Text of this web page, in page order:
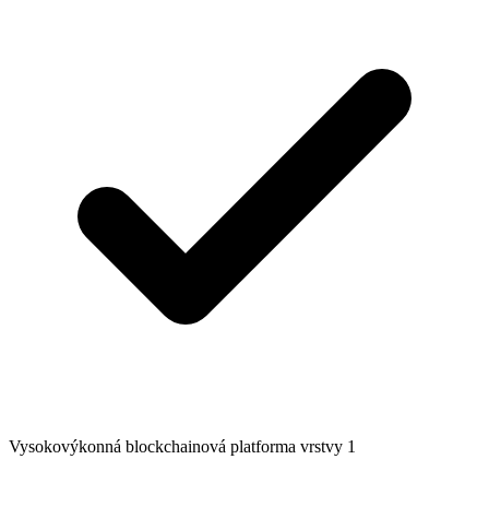
Vysokovýkonná blockchainová platforma vrstvy 1